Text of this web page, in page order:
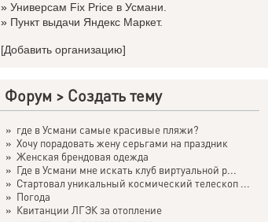
» Универсам Fix Price в Усмани.
» Пункт выдачи Яндекс Маркет.
[Добавить организацию]
Форум > Создать тему
» где в Усмани самые красивые пляжи?
» Хочу порадовать жену серьгами на праздник
» Женская брендовая одежда
» Где в Усмани мне искать клуб виртуальной р...
» Стартовал уникальный космический телескоп ...
» Погода
» Квитанции ЛГЭК за отопление